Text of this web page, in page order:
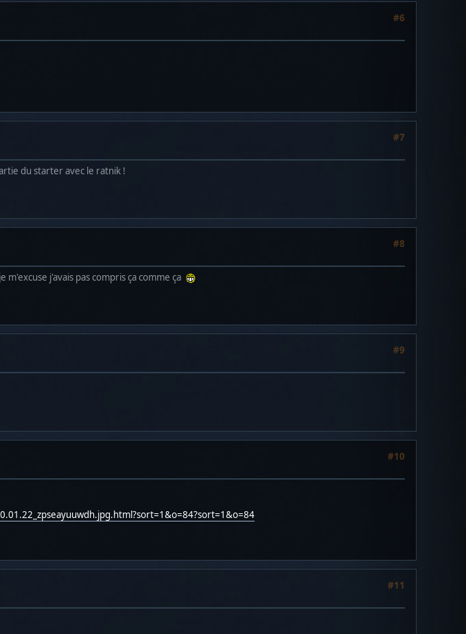
#6
#7
du starter avec le ratnik !
#8
j'avais pas compris ça comme ça
#9
#10
#11